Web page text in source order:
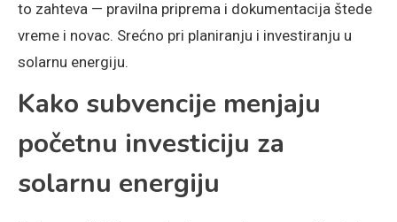
to zahteva — pravilna priprema i dokumentacija štede
vreme i novac. Srećno pri planiranju i investiranju u
solarnu energiju.
Kako subvencije menjaju
početnu investiciju za
solarnu energiju